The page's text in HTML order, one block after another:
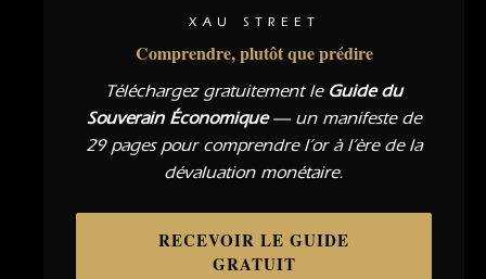
XAU STREET
Comprendre, plutôt que prédire
Téléchargez gratuitement le Guide du
Souverain Économique— un manifeste de
29 pages pour comprendre l’or à l’ère de la
dévaluation monétaire.
RECEVOIR LE GUIDE
GRATUIT